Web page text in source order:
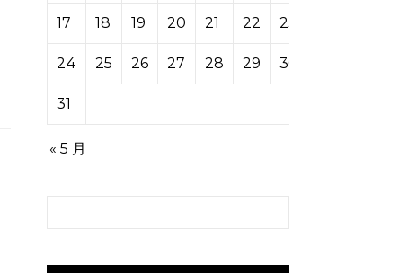
17 18 19 20 21 22 23
24 25 26 27 28 29 30
31
« 5 月